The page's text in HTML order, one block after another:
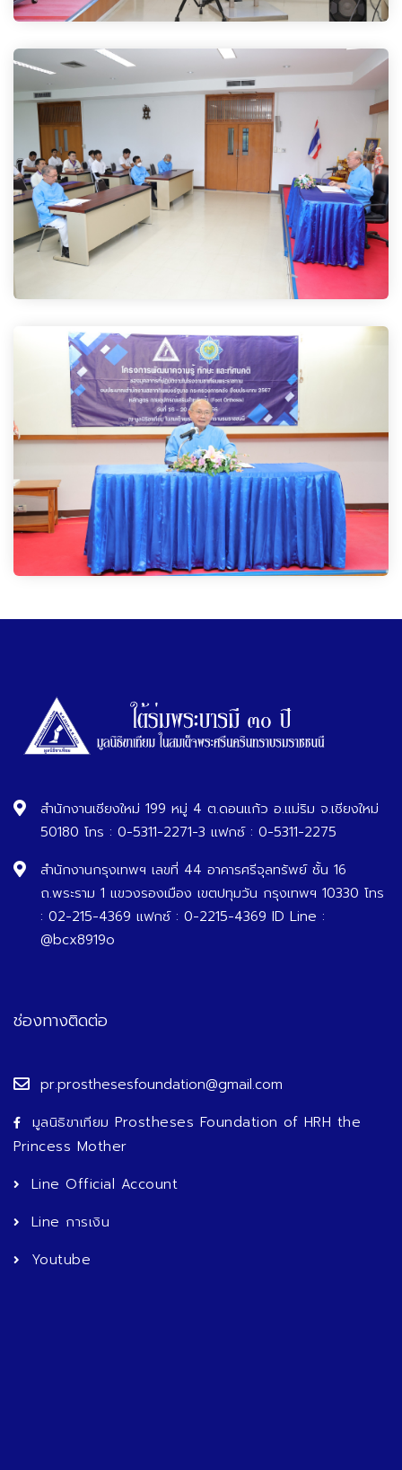
สำนักงานเชียงใหม่ 199 หมู่ 4 ต.ดอนแก้ว อ.แม่ริม จ.เชียงใหม่
50180 โทร : 0-5311-2271-3 แฟกซ์ : 0-5311-2275
สำนักงานกรุงเทพฯ เลขที่ 44 อาคารศรีจุลทรัพย์ ชั้น 16
ถ.พระราม 1 แขวงรองเมือง เขตปทุมวัน กรุงเทพฯ 10330 โทร
: 02-215-4369 แฟกซ์ : 0-2215-4369 ID Line :
@bcx8919o
ช่องทางติดต่อ
pr.prosthesesfoundation@gmail.com
มูลนิธิขาเทียม Prostheses Foundation of HRH the
Princess Mother
Line Official Account
Line การเงิน
Youtube